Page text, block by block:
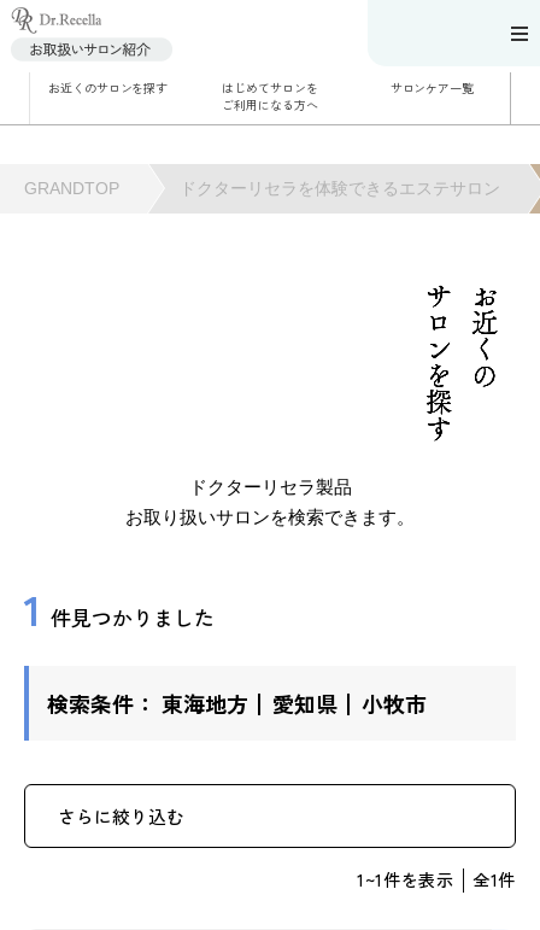
お近くのサロンを探す
はじめてサロンを
ご利用になる方へ
サロンケア一覧
ュー
角質ケア
角質ケア｜ポレーシ
ト
肌解析
水素トリートメント
まこも蒸し
ラジオ波
血流チェック
GRANDTOP ドクターリセラを体験できるエステサロン
お近くの
サロンを探す
ドクターリセラ製品
お取り扱いサロンを検索できます。
1 件見つかりました
検索条件： 東海地方 愛知県 小牧市
さらに絞り込む
1 ~1件を表示 全1件